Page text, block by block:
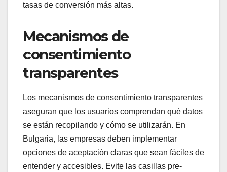
tasas de conversión más altas.
Mecanismos de
consentimiento
transparentes
Los mecanismos de consentimiento transparentes
aseguran que los usuarios comprendan qué datos
se están recopilando y cómo se utilizarán. En
Bulgaria, las empresas deben implementar
opciones de aceptación claras que sean fáciles de
entender y accesibles. Evite las casillas pre-